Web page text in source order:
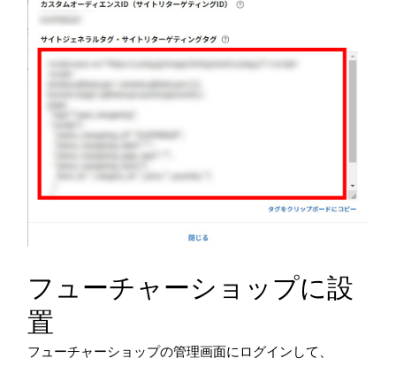
フューチャーショップに設
置
フューチャーショップの管理画面にログインして、